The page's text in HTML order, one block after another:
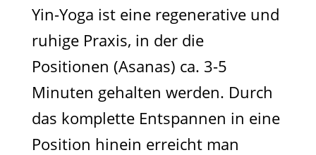
Yin-Yoga ist eine regenerative und
ruhige Praxis, in der die
Positionen (Asanas) ca. 3-5
Minuten gehalten werden. Durch
das komplette Entspannen in eine
Position hinein erreicht man